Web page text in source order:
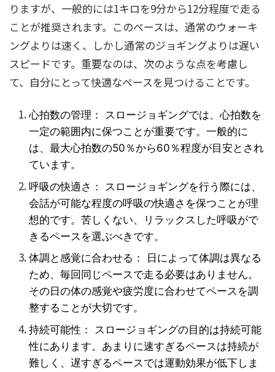
りますが、一般的には1キロを9分から12分程度で走る
ことが推奨されます。このペースは、通常のウォーキ
ングよりは速く、しかし通常のジョギングよりは遅い
スピードです。重要なのは、次のような点を考慮し
て、自分にとって快適なペースを見つけることです。
心拍数の管理： スロージョギングでは、心拍数を
一定の範囲内に保つことが重要です。一般的に
は、最大心拍数の50％から60％程度が目安とされ
ています。
呼吸の快適さ： スロージョギングを行う際には、
会話が可能な程度の呼吸の快適さを保つことが理
想的です。苦しくない、リラックスした呼吸がで
きるペースを選ぶべきです。
体調と感覚に合わせる： 日によって体調は異なる
ため、毎回同じペースで走る必要はありません。
その日の体の感覚や疲労度に合わせてペースを調
整することが大切です。
持続可能性： スロージョギングの目的は持続可能
性にあります。あまりに速すぎるペースは持続が
難しく、遅すぎるペースでは運動効果が低下しま